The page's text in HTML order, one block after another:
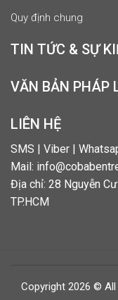
Quy định chung
TIN TỨC & SỰ
VĂN BẢN PHÁP
LIÊN HỆ
SMS | Viber |
Mail:
Địa chỉ: 28 Nguyễn
TP.HCM
Copyright 2026 ©